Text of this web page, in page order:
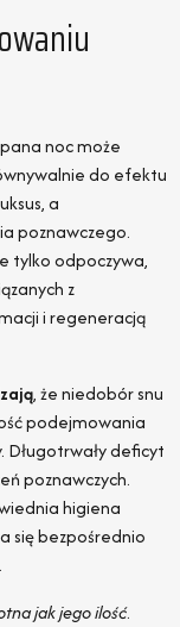
noc może
do efektu
a
poznawczego.
tylko odpoczywa,
z
i regeneracją
, że niedobór snu
podejmowania
Długotrwały deficyt
poznawczych.
higiena
się bezpośrednio
jak jego ilość.